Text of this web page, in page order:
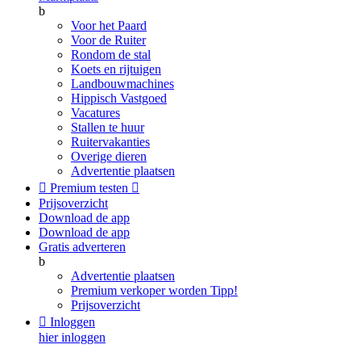
b
Voor het Paard
Voor de Ruiter
Rondom de stal
Koets en rijtuigen
Landbouwmachines
Hippisch Vastgoed
Vacatures
Stallen te huur
Ruitervakanties
Overige dieren
Advertentie plaatsen
 Premium testen 
Prijsoverzicht
Download de app
Download de app
Gratis adverteren
b
Advertentie plaatsen
Premium verkoper worden Tipp!
Prijsoverzicht
 Inloggen
hier inloggen